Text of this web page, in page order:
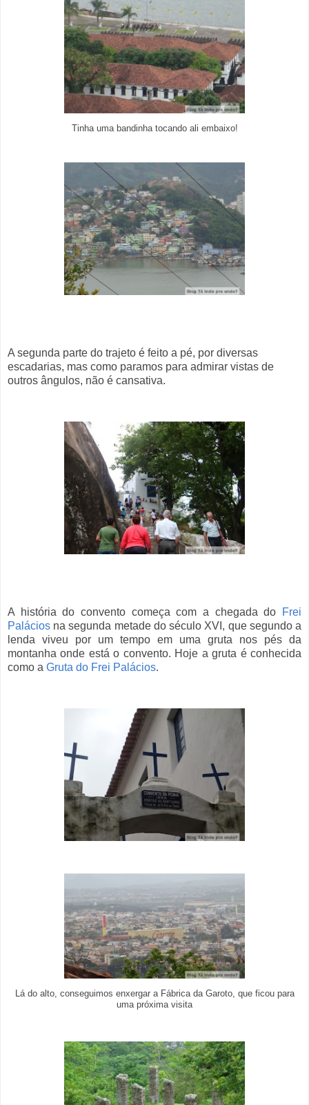
Tinha uma bandinha tocando ali embaixo!
A segunda parte do trajeto é feito a pé, por diversas
escadarias, mas como paramos para admirar vistas de
outros ângulos, não é cansativa.
A história do convento começa com a chegada do
Frei
Palácios na segunda metade do século XVI, que segundo a
lenda viveu por um tempo em uma gruta nos pés da
montanha onde está o convento. Hoje a gruta é conhecida
como a Gruta do Frei Palácios.
Lá do alto, conseguimos enxergar a Fábrica da Garoto, que ficou para
uma próxima visita